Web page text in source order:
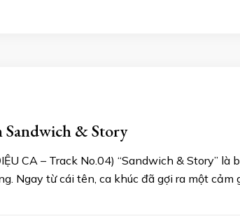
& Story
CA – Track No.04) “Sandwich & Story”
Ngay từ cái tên, ca khúc đã gợi ra một cảm